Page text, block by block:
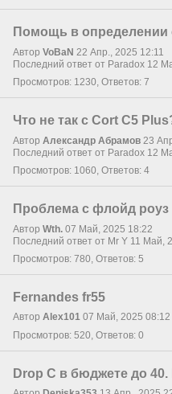
Помощь в определении
Автор VoBaN 22 Апр., 2025 12:11
Последний ответ от Paradox 12
Просмотров: 1230, Ответов: 7
Что не так с Cort C5
Автор Александр Абрамов 23
Последний ответ от Paradox 12
Просмотров: 1060, Ответов: 4
Проблема с флойд роуз
Автор Wth. 07 Май, 2025 18:22
Последний ответ от Mr Y 11 Май,
Просмотров: 780, Ответов: 5
Fernandes fr55
Автор Alex101 07 Май, 2025 08:12
Просмотров: 520, Ответов: 0
Drop C в бюджете до